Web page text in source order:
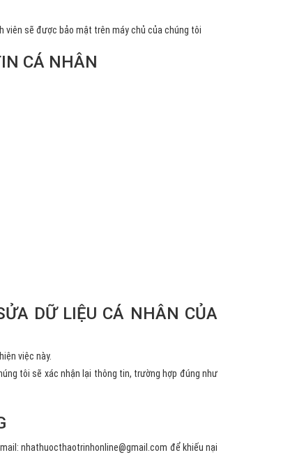
viên sẽ được bảo mật trên máy chủ của chúng tôi
CÁ NHÂN
DỮ LIỆU CÁ NHÂN CỦA
việc này.
tôi sẽ xác nhận lại thông tin, trường hợp đúng như
nhathuocthaotrinhonline@gmail.com để khiếu nại